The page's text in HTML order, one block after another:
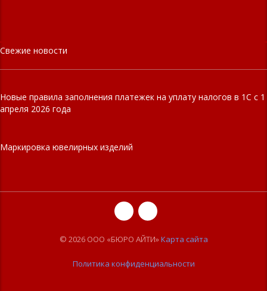
Свежие новости
Новые правила заполнения платежек на уплату налогов в 1С с 1
апреля 2026 года
Маркировка ювелирных изделий
© 2026 ООО «БЮРО АЙТИ»Карта сайта
Политика конфиденциальности